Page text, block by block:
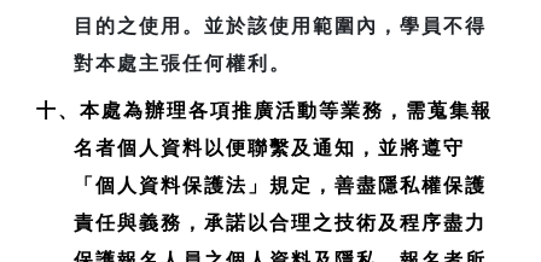
目的之使用。並於該使用範圍內，學員不得
對本處主張任何權利。
十、本處為辦理各項推廣活動等業務，需蒐集報
名者個人資料以便聯繫及通知，並將遵守
「個人資料保護法」規定，善盡隱私權保護
責任與義務，承諾以合理之技術及程序盡力